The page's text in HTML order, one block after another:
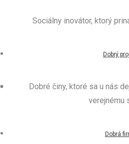
Sociálny inovátor, ktorý
Dobrý
Dobré činy, ktoré sa u nás
verejnému
Dobrá